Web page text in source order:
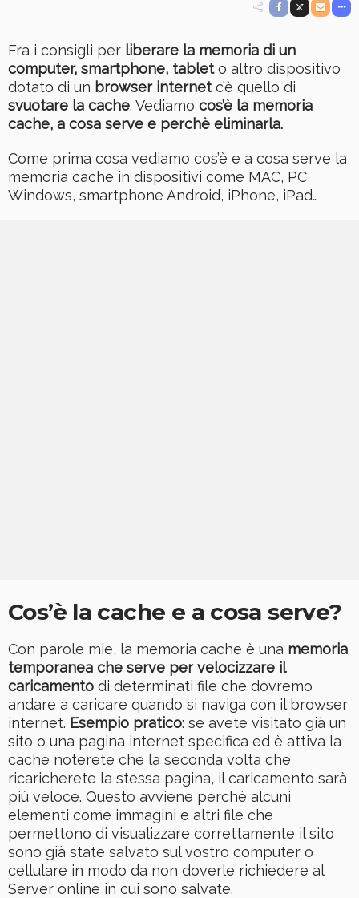
Fra i consigli per liberare la memoria di un
computer, smartphone, tableto altro dispositivo
dotato di un browser internetc’è quello di
svuotare la cache. Vediamo cos’è la memoria
cache, a cosa serve e perchè eliminarla.
Come prima cosa vediamo cos’è e a cosa serve la
memoria cache in dispositivi come MAC, PC
Windows, smartphone Android, iPhone, iPad…
Cos’è la cache e a cosa serve?
Con parole mie, la memoria cache è una memoria
temporanea che serve per velocizzare il
caricamento di determinati file che dovremo
andare a caricare quando si naviga con il browser
internet. Esempio pratico: se avete visitato già un
sito o una pagina internet specifica ed è attiva la
cache noterete che la seconda volta che
ricaricherete la stessa pagina, il caricamento sarà
più veloce. Questo avviene perchè alcuni
elementi come immagini e altri file che
permettono di visualizzare correttamente il sito
sono già state salvato sul vostro computer o
cellulare in modo da non doverle richiedere al
Server online in cui sono salvate.